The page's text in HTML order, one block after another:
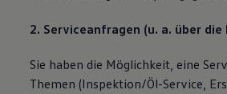
2. Serviceanfragen (u. a. über die
Sie haben die Möglichkeit, eine
Themen (Inspektion/Öl-Service,